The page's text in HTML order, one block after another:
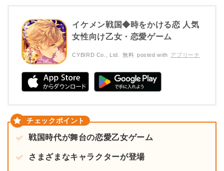
イケメン戦国◆時をかける恋 人気
女性向け乙女・恋愛ゲーム
CYBIRD Co., Ltd. 無料 posted with アプリーチ
戦国時代が舞台の恋愛乙女ゲーム
さまざまなキャラクターが登場